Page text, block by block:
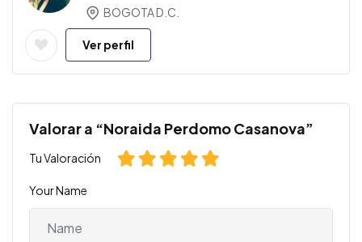
BOGOTA D.C.
Ver perfil
Valorar a “Noraida Perdomo Casanova”
Tu Valoración
Your Name